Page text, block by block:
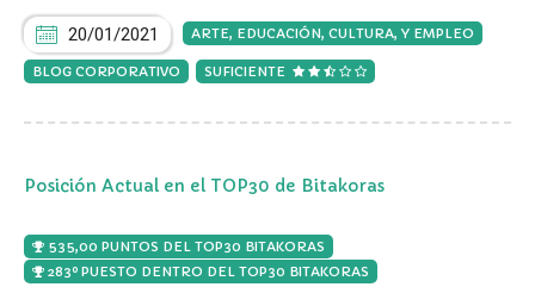
20/01/2021 ARTE, EDUCACIÓN, CULTURA, Y EMPLEO
BLOG CORPORATIVO SUFICIENTE
Posición Actual en el TOP30 de Bitakoras
535,00 PUNTOS DEL TOP30 BITAKORAS
283º PUESTO DENTRO DEL TOP30 BITAKORAS